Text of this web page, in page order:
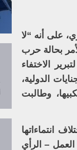
على أنه “لا
بحالة حرب
الاختفاء
الدولية،
وطالبت
انتماءاتها
– الرأي